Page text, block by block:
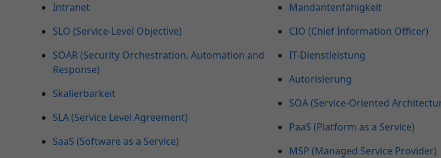
Intranet
SLO (Service-Level Objective)
SOAR (Security Orchestration, Automation and
Response)
Skalierbarkeit
SLA (Service Level Agreement)
SaaS (Software as a Service)
Mandantenfähigkeit
CIO (Chief Information Officer)
IT-Dienstleistung
Autorisierung
SOA (Service-Oriented
PaaS (Platform as a Service)
MSP (Managed Service Provider)